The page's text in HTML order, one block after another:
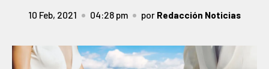
10 Feb, 2021 04:28 pm por Redacción Noticias